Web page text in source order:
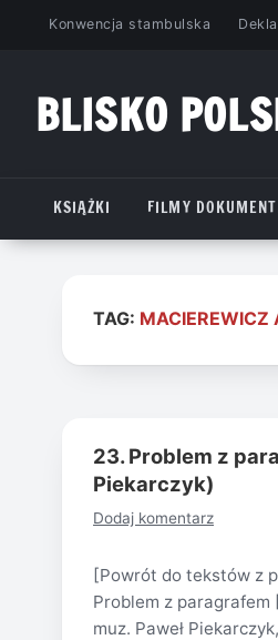
PrzejdźKonwencja stambulska
BLISKO
KSIĄŻKI
FILMY
TAG: MACIEREWICZ
23. Problem z
Piekarczyk)
Dodaj komentarz
[Powrót do tekstów z
Problem z paragrafem
muz. Paweł